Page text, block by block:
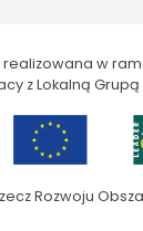
w
z Lokalną
Rozwoju